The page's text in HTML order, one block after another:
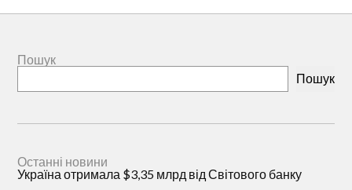
Пошук
Пошук
Останні новини
Україна отримала $3,35 млрд від Світового банку